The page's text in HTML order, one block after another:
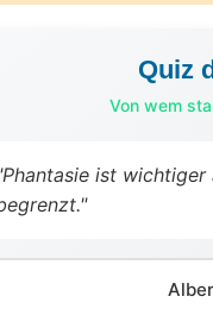
Quiz
Von wem
ist wichtiger